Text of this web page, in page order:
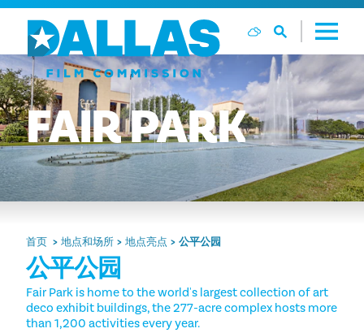
跳至内容
FAIRPARK
首页 地点和场所 地点亮点 公平公园
公平公园
Fair Park is home to the world's largest collection of art
deco exhibit buildings, the 277-acre complex hosts more
than 1,200 activities every year.